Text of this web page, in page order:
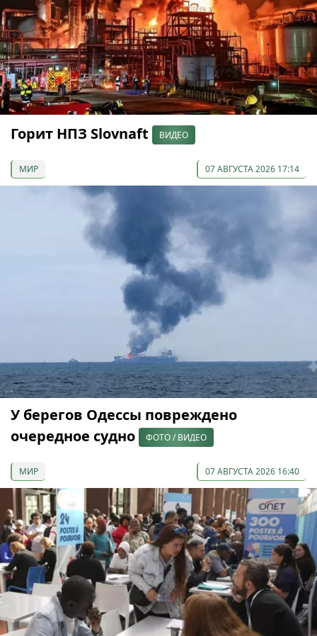
Горит НПЗ Slovnaft ВИДЕО
МИР 07 АВГУСТА 2026 17:14
У берегов Одессы повреждено
очередное судно
ФОТО / ВИДЕО
МИР 07 АВГУСТА 2026 16:40